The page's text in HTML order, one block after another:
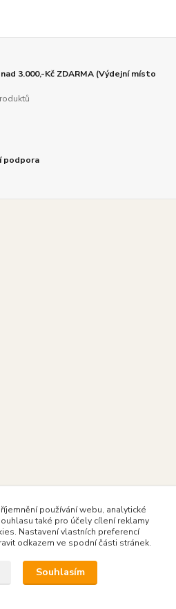
3.000,-Kč ZDARMA (Výdejní místo
podpora
používání webu, analytické
také pro účely cílení reklamy
Nastavení vlastních preferencí
odkazem ve spodní části stránek.
Souhlasím